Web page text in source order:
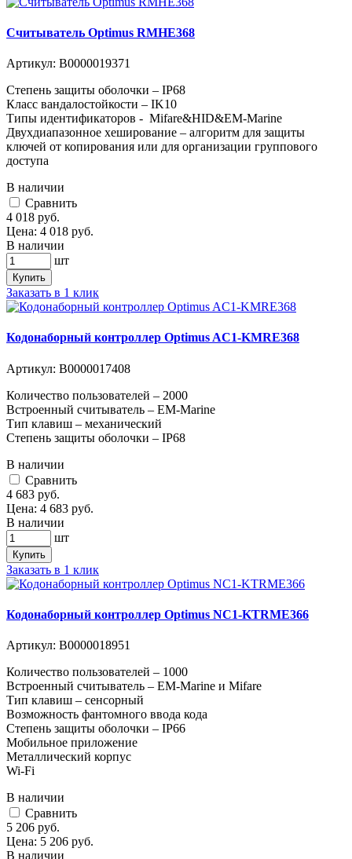
Считыватель Optimus RMHE368
Артикул: В0000019371
Степень защиты оболочки – IP68
Класс вандалостойкости – IK10
Типы идентификаторов - Mifare&HID&EM-Marine
Двухдиапазонное хеширование – алгоритм для защиты
ключей от копирования или для организации группового
доступа
В наличии
Cравнить
4 018 руб.
Цена: 4 018 руб.
В наличии
шт
Купить
Заказать в 1 клик
Кодонаборный контроллер Optimus AC1-KMRE368
Артикул: В0000017408
Количество пользователей – 2000
Встроенный считыватель – EM-Marine
Тип клавиш – механический
Степень защиты оболочки – IP68
В наличии
Cравнить
4 683 руб.
Цена: 4 683 руб.
В наличии
шт
Купить
Заказать в 1 клик
Кодонаборный контроллер Optimus NC1-KTRME366
Артикул: В0000018951
Количество пользователей – 1000
Встроенный считыватель – EM-Marine и Mifare
Тип клавиш – сенсорный
Возможность фантомного ввода кода
Степень защиты оболочки – IP66
Мобильное приложение
Металлический корпус
Wi-Fi
В наличии
Cравнить
5 206 руб.
Цена: 5 206 руб.
В наличии